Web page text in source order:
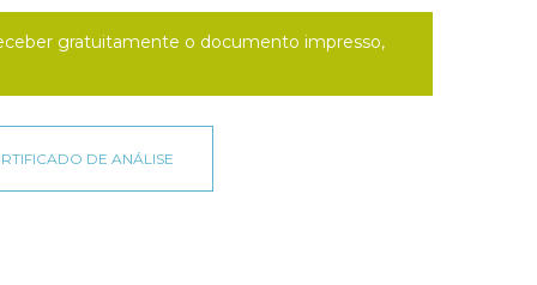
gratuitamente o documento impresso,